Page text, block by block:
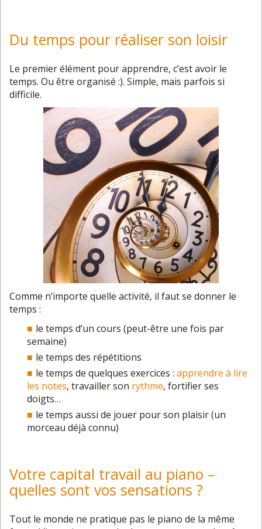
Du temps pour réaliser son loisir
Le premier élément pour apprendre, c’est avoir le
temps. Ou être organisé :). Simple, mais parfois si
difficile.
Comme n’importe quelle activité, il faut se donner le
temps :
le temps d’un cours (peut-être une fois par
semaine)
le temps des répétitions
le temps de quelques exercices : apprendre à lire
les notes, travailler son rythme, fortifier ses
doigts…
le temps aussi de jouer pour son plaisir (un
morceau déjà connu)
Votre capital travail au piano –
quelles sont vos sensations ?
Tout le monde ne pratique pas le piano de la même